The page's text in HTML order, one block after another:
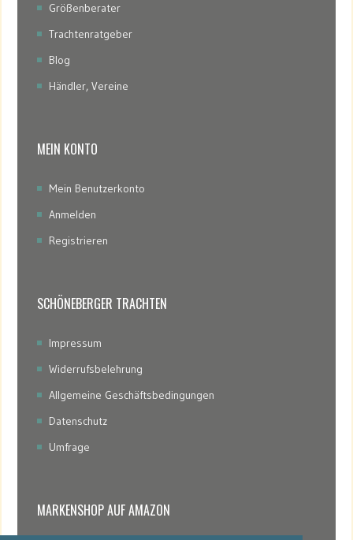
Größenberater
Trachtenratgeber
Blog
Händler, Vereine
MEIN KONTO
Mein Benutzerkonto
Anmelden
Registrieren
SCHÖNEBERGER TRACHTEN
Impressum
Widerrufsbelehrung
Allgemeine Geschäftsbedingungen
Datenschutz
Umfrage
MARKENSHOP AUF AMAZON